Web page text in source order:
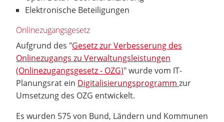
Elektronische Beteiligungen
Onlinezugangsgesetz
Aufgrund des "Gesetz zur Verbesserung des
Onlinezugangs zu Verwaltungsleistungen
(Onlinezugangsgesetz - OZG)" wurde vom IT-
Planungsrat ein Digitalisierungsprogramm zur
Umsetzung des OZG entwickelt.
Es wurden 575 von Bund, Ländern und Kommunen